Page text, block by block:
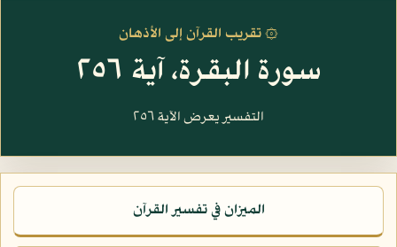
۞ تقريب القرآن إلى الأذهان
سورة البقرة، آية ٢٥٦
التفسير يعرض الآية ٢٥٦
الميزان في تفسير القرآن